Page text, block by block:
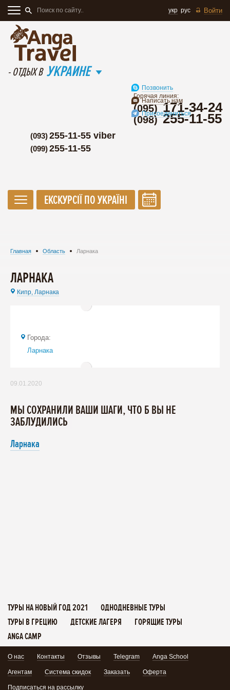
Войти
укр рус
- ОТДЫХ В УКРАИНЕ
Горячая линия:
(095)171-34-24
(098)255-11-55
(093)255-11-55 viber
(099)255-11-55
Позвонить
Написать нам
Присоединиться
ЕКСКУРСІЇ ПО УКРАЇНІ
Главная Область Ларнака
ЛАРНАКА
Кипр, Ларнака
Города:
Ларнака
09.01.2020
МЫ СОХРАНИЛИ ВАШИ ШАГИ, ЧТО Б ВЫ НЕ
ЗАБЛУДИЛИСЬ
Ларнака
ТУРЫ НА НОВЫЙ ГОД 2021
ОДНОДНЕВНЫЕ ТУРЫ
ТУРЫ В ГРЕЦИЮ
ДЕТСКИЕ ЛАГЕРЯ
ГОРЯЩИЕ ТУРЫ
ANGA CAMP
О нас Контакты Отзывы Telegram Anga School
Агентам Система скидок Заказать Оферта
Подписаться на рассылку